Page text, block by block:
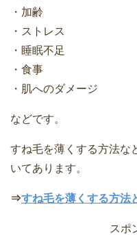
・加齢
・ストレス
・睡眠不足
・食事
・肌へのダメージ
などです。
すね毛を薄くする方法な
いてあります。
⇒すね毛を薄くする方法
スポ